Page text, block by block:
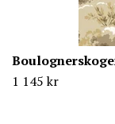
1 145 kr